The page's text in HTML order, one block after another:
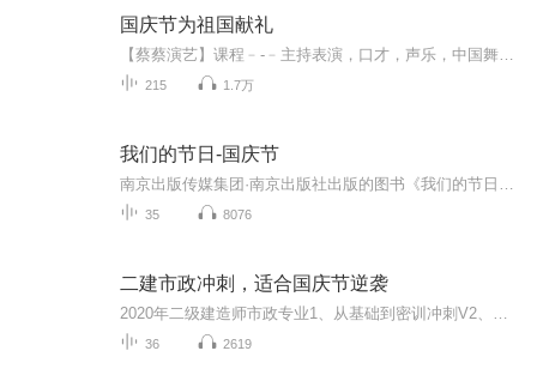
国庆节为祖国献礼
215 1.7万
我们的节日-国庆节
35 8076
二建市政冲刺，适合国庆节逆袭
36 2619